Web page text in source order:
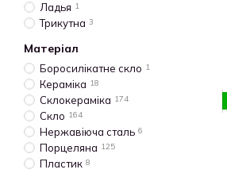
Ладья 1
Трикутна 3
Матеріал
Боросилікатне скло 1
Кераміка 18
Склокераміка 174
Скло 164
Нержавіюча сталь 6
Порцеляна 125
Пластик 8